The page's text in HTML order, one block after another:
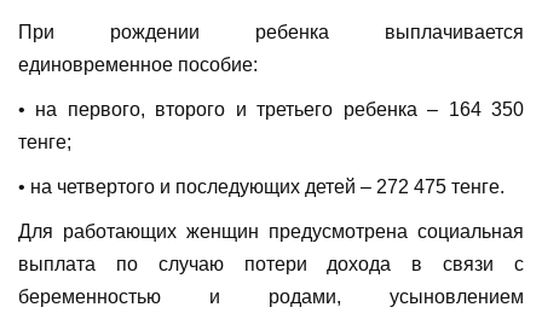
При рождении ребенка выплачивается
единовременное пособие:
• на первого, второго и третьего ребенка – 164 350
тенге;
• на четвертого и последующих детей – 272 475 тенге.
Для работающих женщин предусмотрена социальная
выплата по случаю потери дохода в связи с
беременностью и родами, усыновлением